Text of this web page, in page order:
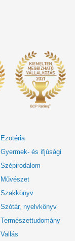
Ezotéria
Gyermek- és ifjúsági
Szépirodalom
Művészet
Szakkönyv
Szótár, nyelvkönyv
Természettudomány
Vallás